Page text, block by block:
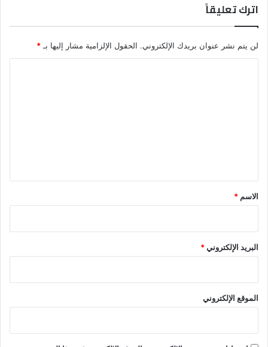
اترك تعليقاً
لن يتم نشر عنوان بريدك الإلكتروني. الحقول الإلزامية مشار إليها بـ *
*
الاسم *
البريد الإلكتروني*
الموقع الإلكتروني